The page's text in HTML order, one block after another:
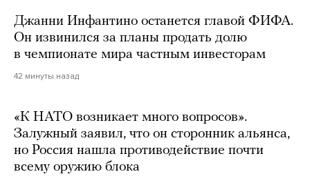
Джанни Инфантино останется главой ФИФА.
Он извинился за планы продать долю
в чемпионате мира частным инвесторам
42 минуты назад
«К НАТО возникает много вопросов».
Залужный заявил, что он сторонник альянса,
но Россия нашла противодействие почти
всему оружию блока